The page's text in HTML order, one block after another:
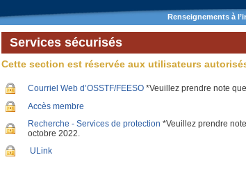
Renseignements à
Services sécurisés
Cette section est réservée aux utilisateurs
Courriel Web d’OSSTF/FEESO*Veuillez prendre note
Accès membre
Recherche - Services de protection *Veuillez prendre
octobre 2022.
ULink